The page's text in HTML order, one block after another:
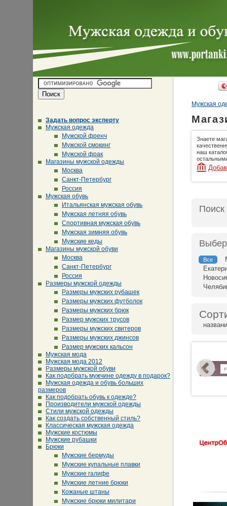
Задать вопрос эксперту
Мужская одежда
Мужской френч
Мужской смокинг
Мужской фрак
Магазины мужской одежды
Москва
Санкт-Петербург
Россия
Мужская обувь
Итальянская мужская обувь
Мужская летняя обувь
Спортивная мужская обувь
Мужская зимняя обувь
Мужские кеды
Магазины мужской обуви
Москва
Санкт-Петербург
Россия
Размеры мужской одежды
Размеры мужских рубашек
Размеры мужских футболок
Размеры мужских брюк
Размер мужских трусов
Размеры мужских свитеров
Размеры мужских джинсов
Размер мужских кальсон
Мужская мода
Мужская мода 2012
Размеры мужской обуви
Как подобрать мужчине одежду в подарок?
Мужская одежда и обувь больших
размеров
Как подобрать обувь к одежде?
Производители мужской одежды
Стили мужской одежды
Как создать собственный стиль?
Классическая мужская одежда
Мужские костюмы
Мужские рубашки
Брюки
Мужские бермуды
Мужские купальные плавки
Мужские галифе
Мужские летние брюки
Кожаные штаны
Мужские брюки милитари
Мужская
Знаете
наш
Поиск
Все